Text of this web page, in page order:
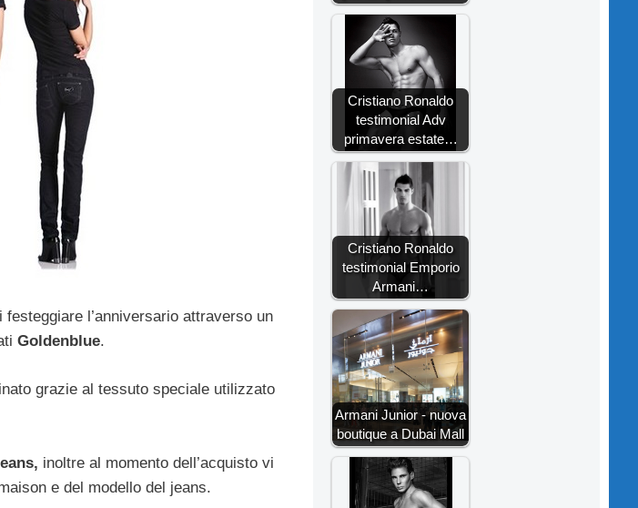
festeggiare l’anniversario attraverso un
Goldenblue.
grazie al tessuto speciale utilizzato
inoltre al momento dell’acquisto vi
e del modello del jeans.
Cristiano Ronaldo
testimonial Adv
primavera estate…
Cristiano Ronaldo
testimonial Emporio
Armani…
Armani Junior - nuova
boutique a Dubai Mall